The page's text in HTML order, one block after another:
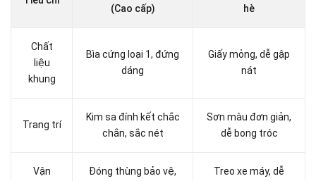
(Cao cấp)
hè
Chất
liệu
khung
Bìa cứng loại 1, đứng
dáng
Giấy mỏng, dễ gập
nát
Trang trí
Kim sa đính kết chắc
chắn, sắc nét
Sơn màu đơn giản,
dễ bong tróc
Vận Đóng thùng bảo vệ, Treo xe máy, dễ